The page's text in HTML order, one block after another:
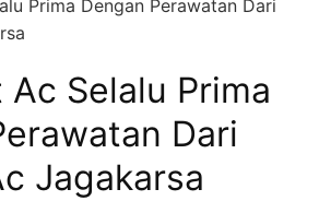
Selalu Prima
Dari
Jagakarsa